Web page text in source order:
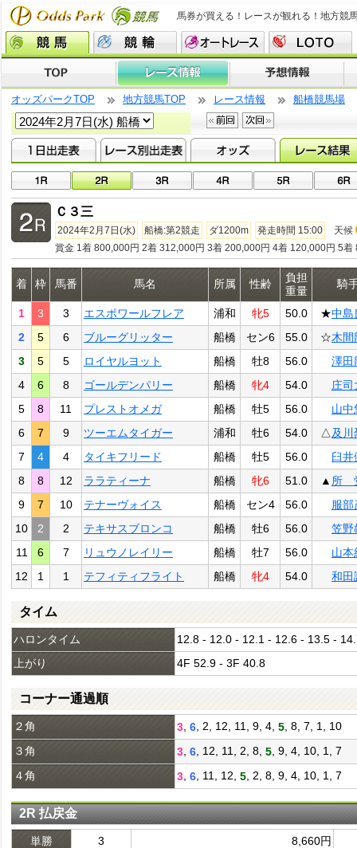
馬券が買える！レースが観れる！地方競
オッズパークTOP 地方競馬TOP レース情報 船橋競馬場
Ｃ３三
2024年2月7日(水) 船橋:第2競走 ダ1200m 発走時間 15:00
天候
賞金 1着 800,000円 2着 312,000円 3着 200,000円 4着 120,000円 5着
着 枠 馬番 馬名 所属 性齢
負担
重量
騎
1 3 3 エスポワールフレア 浦和 牝5 50.0 ★中島
2
5 6 ブルーグリッター 船橋 セン6 55.0 ☆木間
3
5 5 ロイヤルヨット 船橋 牡8 56.0
澤田
4
6 8 ゴールデンパリー 船橋 牝4 54.0
庄司
5
8 11 プレストオメガ 船橋 牡5 56.0
山中
6
7 9 ツーエムタイガー 浦和 牡6 54.0 △及川
7
4 4 タイキフリード 船橋 牡5 56.0
臼井
8
8 12 ララティーナ 船橋 牝6 51.0 ▲ 所
9
7 10 テナーヴォイス 船橋 セン4 56.0
服部
10
2 2 テキサスブロンコ 船橋 牡6 56.0
笠野
11
6 7 リュウノレイリー 船橋 牡7 56.0
山本
12
1 1 テフィティフライト 船橋 牝4 54.0 和田
タイム
ハロンタイム
12.8 - 12.0 - 12.1 - 12.6 - 13.5 -
上がり
4F 52.9 - 3F 40.8
コーナー通過順
２角 3 6 , 2, 12, 11, 9, 4, 5 , 8, 7, 1, 10
３角
3 6 , 12, 11, 2, 8, 5 , 9, 4, 10, 1, 7
４角
3 6 , 11, 12, 5 , 2, 8, 9, 4, 10, 1, 7
2R 払戻金
単勝 3 8,660円